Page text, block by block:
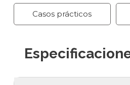
Casos prácticos